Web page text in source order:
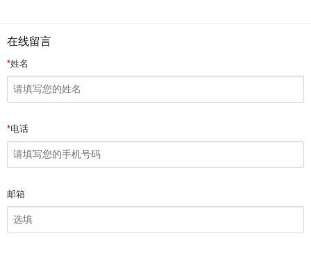
在线留言
*姓名
*电话
邮箱